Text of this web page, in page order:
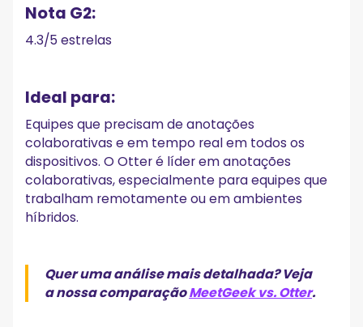
Nota G2:
4.3/5 estrelas
Ideal para:
Equipes que precisam de anotações
colaborativas e em tempo real em todos os
dispositivos. O Otter é líder em anotações
colaborativas, especialmente para equipes que
trabalham remotamente ou em ambientes
híbridos.
Quer uma análise mais detalhada? Veja
a nossa comparaçãoMeetGeek vs. Otter.